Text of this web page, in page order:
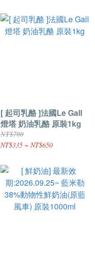
[ 起司乳酪 ]法國Le Gall
燈塔 奶油乳酪 原裝1kg
NT$700
NT$335 ~ NT$650